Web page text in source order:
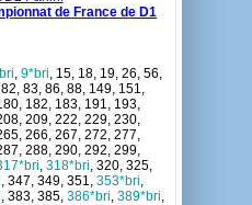
de France de D1
, 9*bri, 15, 18, 19, 26, 56,
83, 86, 88, 149, 151,
182, 183, 191, 193,
209, 222, 229, 230,
266, 267, 272, 277,
288, 290, 292, 299,
, 318*bri, 320, 325,
, 347, 349, 351, 353*bri,
, 383, 385, 386*bri, 389*bri,